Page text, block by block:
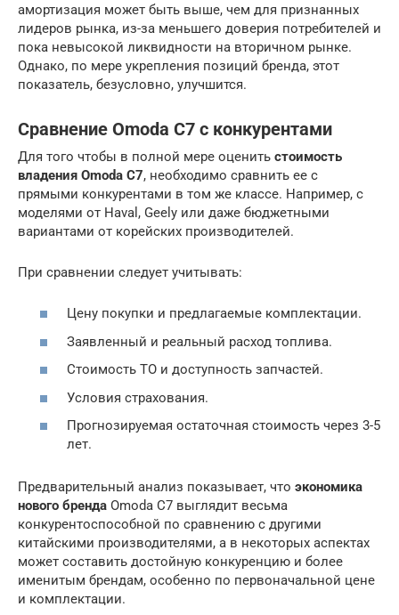
амортизация может быть выше, чем для признанных
лидеров рынка, из-за меньшего доверия потребителей и
пока невысокой ликвидности на вторичном рынке.
Однако, по мере укрепления позиций бренда, этот
показатель, безусловно, улучшится.
Сравнение Omoda C7 с конкурентами
Для того чтобы в полной мере оценить стоимость
владения Omoda C7, необходимо сравнить ее с
прямыми конкурентами в том же классе. Например, с
моделями от Haval, Geely или даже бюджетными
вариантами от корейских производителей.
При сравнении следует учитывать:
Цену покупки и предлагаемые комплектации.
Заявленный и реальный расход топлива.
Стоимость ТО и доступность запчастей.
Условия страхования.
Прогнозируемая остаточная стоимость через 3-5
лет.
Предварительный анализ показывает, что экономика
нового бренда Omoda C7 выглядит весьма
конкурентоспособной по сравнению с другими
китайскими производителями, а в некоторых аспектах
может составить достойную конкуренцию и более
именитым брендам, особенно по первоначальной цене
и комплектации.